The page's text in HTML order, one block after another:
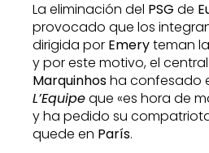
La eliminación del PSG de
provocado que los
dirigida por Emeryteman
y por este motivo, el
Marquinhosha confesado
L’Equipeque «es hora de
y ha pedido su
quede en París.